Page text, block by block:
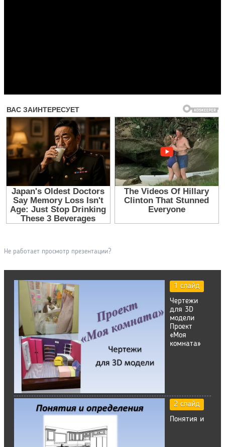
Не работает просмотр презентации?
1 слайд
Чертежи
для 3D
модели
Проект
«Моя
комната»
2 слайд
Понятия и